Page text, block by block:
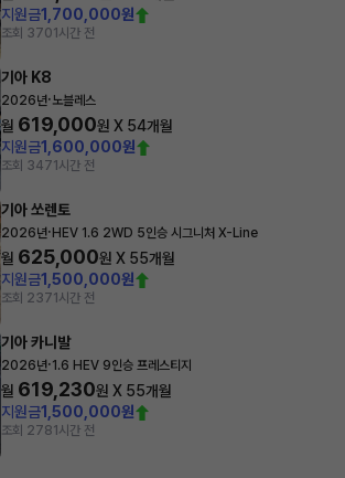
지원금1,700,000원
조회 3701시간 전
기아 K8
2026년·노블레스
월 619,000원 X 54개월
지원금1,600,000원
조회 3471시간 전
기아 쏘렌토
2026년· HEV 1.6 2WD 5인승 시그니처 X-Line
월 625,000원 X 55개월
지원금1,500,000원
조회 2371시간 전
기아 카니발
2026년·1.6 HEV 9인승 프레스티지
월 619,230원 X 55개월
지원금1,500,000원
조회 2781시간 전